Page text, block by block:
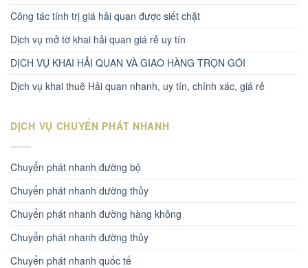
Công tác tính trị giá hải quan được siết chặt
Dịch vụ mở tờ khai hải quan giá rẻ uy tín
DỊCH VỤ KHAI HẢI QUAN VÀ GIAO HÀNG TRỌN GÓI
Dịch vụ khai thuê Hải quan nhanh, uy tín, chính xác, giá rẻ
DỊCH VỤ CHUYỂN PHÁT NHANH
Chuyển phát nhanh đường bộ
Chuyển phát nhanh dường thủy
Chuyển phát nhanh đường hàng không
Chuyển phát nhanh đường thủy
Chuyển phát nhanh quốc tế